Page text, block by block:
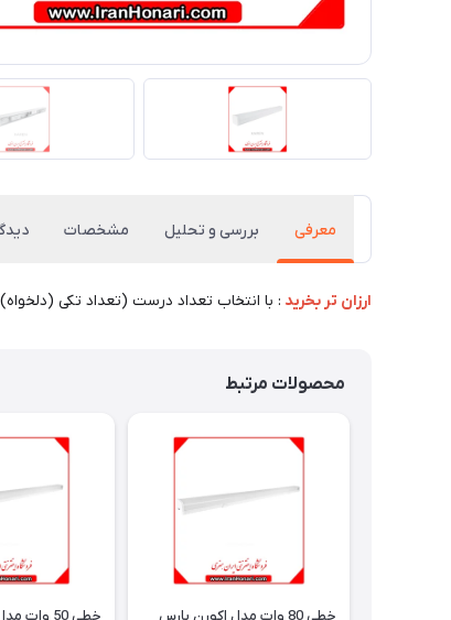
معرفی بررسی و تحلیل مشخصات
ارزان تر بخرید : با انتخاب تعداد درست (تعداد تکی
محصولات مرتبط